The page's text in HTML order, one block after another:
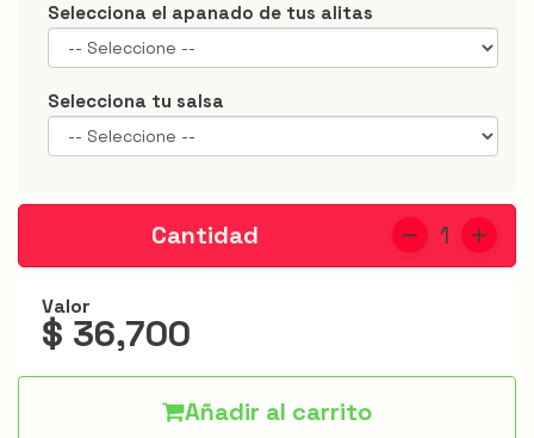
Selecciona el apanado de tus alitas
Selecciona tu salsa
Cantidad 1
Valor
$ 36,700
Añadir al carrito
Combos
Ligeros
Jarris
Hamburguesas
Acompañantes
Apanados